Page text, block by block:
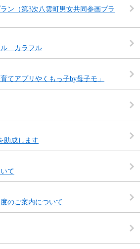
ン（第3次八雲町男女共同参画プラ
ル カラフル
てアプリやくもっ子by母子モ」
助成します
て
のご案内について